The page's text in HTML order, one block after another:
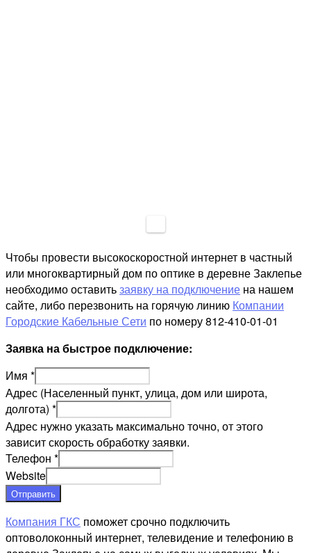
Чтобы провести высокоскоростной интернет в частный
или многоквартирный дом по оптике в деревне Заклепье
необходимо оставитьзаявку на подключение на нашем
сайте, либо перезвонить на горячую линию Компании
Городские Кабельные Сети по номеру 812-410-01-01
Заявка на быстрое подключение:
Имя *
Адрес (Населенный пункт, улица, дом или широта,
долгота) *
Адрес нужно указать максимально точно, от этого
зависит скорость обработку заявки.
Телефон *
Website
Отправить
Компания ГКС поможет срочно подключить
оптоволоконный интернет, телевидение и телефонию в